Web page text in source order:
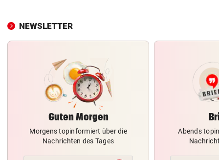
NEWSLETTER
Guten Morgen
Morgens topinformiert über die
Nachrichten des Tages
Abends